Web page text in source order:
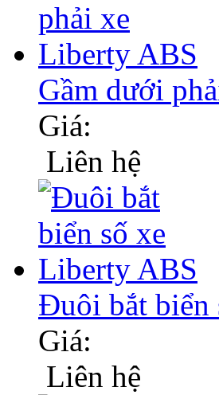
Gầm dưới
Giá:
Liên hệ
Đuôi bắt biển
Giá:
Liên hệ